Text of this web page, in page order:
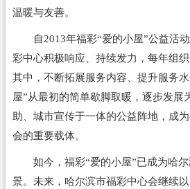
温暖与友善。
自2013年福彩“爱的小屋”公益活动
彩中心积极响应、持续发力，每年组
其中，不断拓展服务内容、提升服务
屋”从最初的简单歇脚取暖，逐步发展
助、城市宣传于一体的公益阵地，成
会的重要载体。
如今，福彩“爱的小屋”已成为哈尔
景。未来，哈尔滨市福彩中心会继续